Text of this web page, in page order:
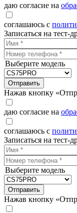
даю согласие на
соглашаюсь с
Записаться на тест-
Выберите модель
Отправить
Нажав кнопку
даю согласие на
соглашаюсь с
Записаться на тест-
Выберите модель
Отправить
Нажав кнопку